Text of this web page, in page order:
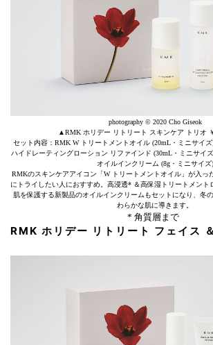
photography © 2020 Cho Giseok
▲RMK ホリデー リトリート スキンケア トリオ
セット内容：RMK W トリートメントオイル (20mL・ミニサイ
ハイドレーティングローション リファインド (30mL・ミニサイ
オイルインクリーム (8g・ミニサイズ)
RMKのスキンケアアイコン「W トリートメントオイル」が入っ
にトライしたい人におすすめ。高浸透* ＆高保湿トリートメント
肌を保護する新製品のオイルインクリームもセットになり、冬
わらかな肌に導きます。
* 角質層まで
RMK ホリデー リトリート フェイス